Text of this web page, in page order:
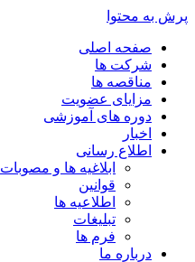
پرش به محتوا
صفحه اصلی
شرکت ها
مناقصه ها
مزایای عضویت
دوره های آموزشی
اخبار
اطلاع رسانی
ابلاغیه ها و مصوبات
قوانین
اطلاعیه ها
تبلیغات
فرم ها
درباره ما